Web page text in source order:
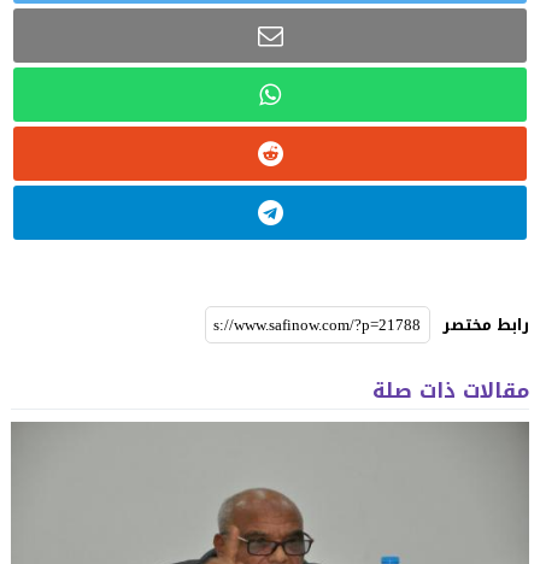
رابط مختصر
مقالات ذات صلة